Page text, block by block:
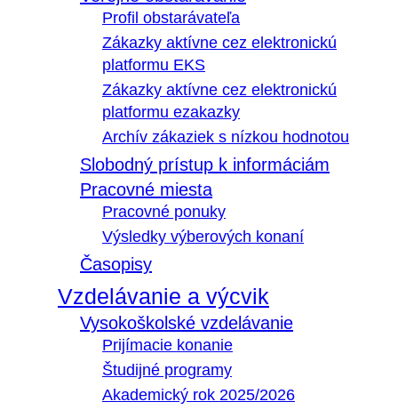
Profil obstarávateľa
Zákazky aktívne cez elektronickú
platformu EKS
Zákazky aktívne cez elektronickú
platformu ezakazky
Archív zákaziek s nízkou hodnotou
Slobodný prístup k informáciám
Pracovné miesta
Pracovné ponuky
Výsledky výberových konaní
Časopisy
Vzdelávanie a výcvik
Vysokoškolské vzdelávanie
Prijímacie konanie
Študijné programy
Akademický rok 2025/2026